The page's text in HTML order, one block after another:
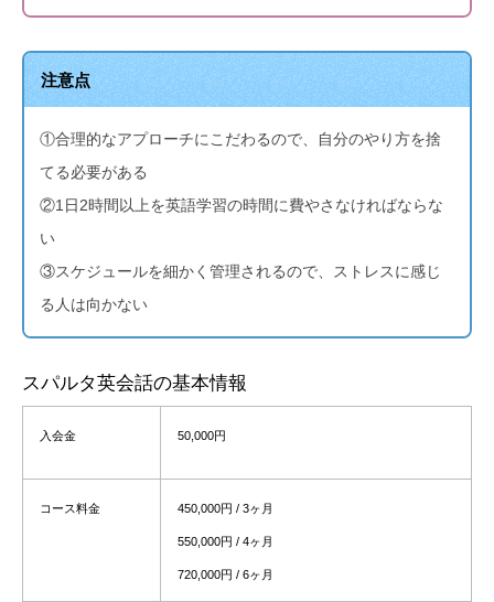
注意点
①合理的なアプローチにこだわるので、自分のやり方を捨
てる必要がある
②1日2時間以上を英語学習の時間に費やさなければならな
い
③スケジュールを細かく管理されるので、ストレスに感じ
る人は向かない
スパルタ英会話の基本情報
入会金 50,000円
コース料金 450,000円 / 3ヶ月
550,000円 / 4ヶ月
720,000円 / 6ヶ月